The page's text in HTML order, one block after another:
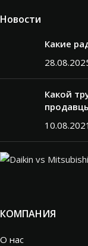
Новости
Какие
Какой
10.08.2021
КОМПАНИЯ
О нас